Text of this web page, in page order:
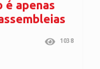
é apenas
1038